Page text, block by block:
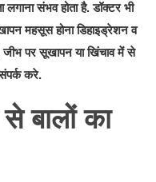
संभव होता है. डॉक्टर भी
महसूस होना डिहाइड्रेशन व
जीभ पर सूखापन या खिंचाव में से
करे.
बालों का